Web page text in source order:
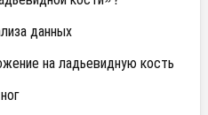
данных
на ладьевидную кость